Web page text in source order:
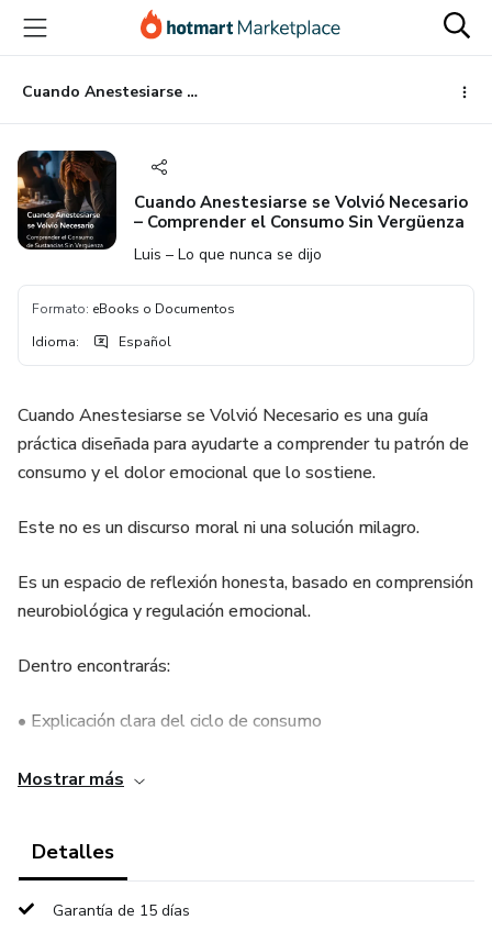
principal
página
de
página
Cuando Anestesiarse se Volvió Necesario – Comprender el Consumo Sin Vergüenza
Cuando Anestesiarse se Volvió Necesario
– Comprender el Consumo Sin Vergüenza
Luis – Lo que nunca se dijo
Formato: eBooks o Documentos
Idioma: Español
Cuando Anestesiarse se Volvió Necesario es una guía
práctica diseñada para ayudarte a comprender tu patrón de
consumo y el dolor emocional que lo sostiene.
Este no es un discurso moral ni una solución milagro.
Es un espacio de reflexión honesta, basado en comprensión
neurobiológica y regulación emocional.
Dentro encontrarás:
• Explicación clara del ciclo de consumo
• Herramientas para interrumpir impulsos
• Estrategias para manejar recaídas
Mostrar más
Detalles
Garantía de 15 días